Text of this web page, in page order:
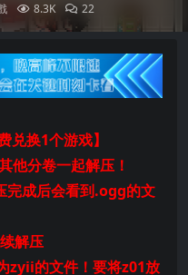
8.3K 22
兑换1个游戏】
分卷一起解压！
完成后会看到.ogg的文
解压
的文件！要将z01放